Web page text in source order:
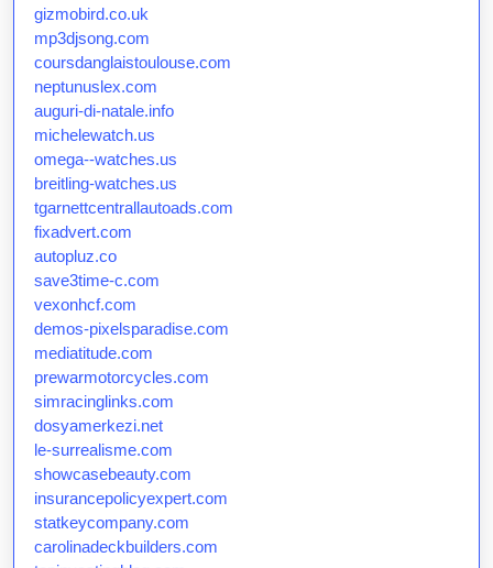
gizmobird.co.uk
mp3djsong.com
coursdanglaistoulouse.com
neptunuslex.com
auguri-di-natale.info
michelewatch.us
omega--watches.us
breitling-watches.us
tgarnettcentrallautoads.com
fixadvert.com
autopluz.co
save3time-c.com
vexonhcf.com
demos-pixelsparadise.com
mediatitude.com
prewarmotorcycles.com
simracinglinks.com
dosyamerkezi.net
le-surrealisme.com
showcasebeauty.com
insurancepolicyexpert.com
statkeycompany.com
carolinadeckbuilders.com